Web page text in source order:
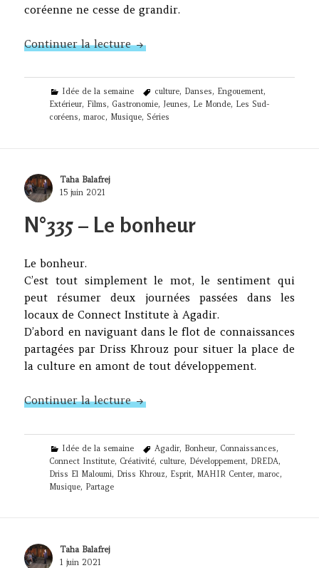
coréenne ne cesse de grandir.
Continuer la lectureN°399 – Les Sud-coréens
Categories
Idée de la semaine Tags
culture, Danses, Engouement,
Extérieur, Films, Gastronomie, Jeunes, Le Monde, Les Sud-
coréens, maroc, Musique, Séries
Author
Taha Balafrej
Posted
15 juin 2021
N°335 – Le bonheur
Le bonheur.
C’est tout simplement le mot, le sentiment qui
peut résumer deux journées passées dans les
locaux de Connect Institute à Agadir.
D’abord en naviguant dans le flot de connaissances
partagées par Driss Khrouz pour situer la place de
la culture en amont de tout développement.
Continuer la lectureN°335 – Le bonheur
Categories
Idée de la semaine Tags
Agadir, Bonheur, Connaissances,
Connect Institute, Créativité, culture, Développement, DREDA,
Driss El Maloumi, Driss Khrouz, Esprit, MAHIR Center, maroc,
Musique, Partage
Author
Taha Balafrej
Posted
1 juin 2021